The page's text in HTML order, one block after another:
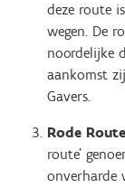
deze route
wegen. De
noordelijke
aankomst
Gavers.
Rode Route
route'
onverharde